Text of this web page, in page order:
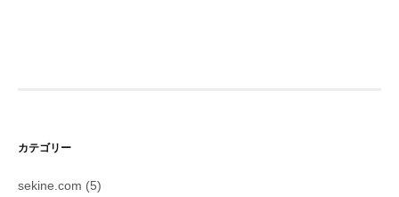
カテゴリー
sekine.com (5)